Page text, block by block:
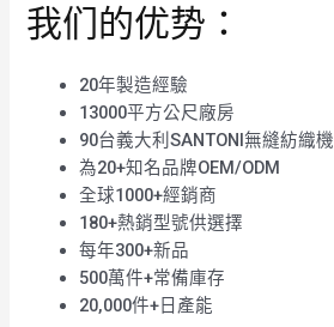
我们的优势：
20年製造經驗
13000平方公尺廠房
90台義大利SANTONI無縫紡織機
為20+知名品牌OEM/ODM
全球1000+經銷商
180+熱銷型號供選擇
每年300+新品
500萬件+常備庫存
20,000件+日產能